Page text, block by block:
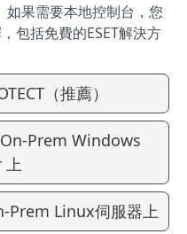
如果需要本地控制台，您
包括免費的ESET解決方
（推薦）
On-Prem Windows
上
Prem Linux伺服器上